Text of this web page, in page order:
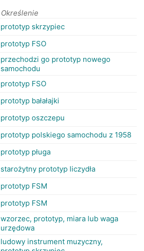
Określenie
prototyp skrzypiec
prototyp FSO
przechodzi go prototyp nowego
samochodu
prototyp FSO
prototyp bałałajki
prototyp oszczepu
prototyp polskiego samochodu z 1958
prototyp pługa
starożytny prototyp liczydła
prototyp FSM
prototyp FSM
wzorzec, prototyp, miara lub waga
urzędowa
ludowy instrument muzyczny,